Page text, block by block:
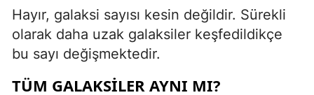
Hayır, galaksi sayısı kesin değildir. Sürekli
olarak daha uzak galaksiler keşfedildikçe
bu sayı değişmektedir.
TÜM GALAKSILER AYNI MI?